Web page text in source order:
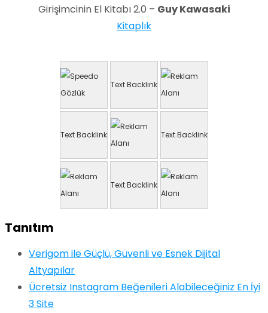
Girişimcinin El Kitabı 2.0 – Guy Kawasaki
Kitaplık
Text Backlink
Text Backlink Text Backlink
Text Backlink
Tanıtım
Verigom ile Güçlü, Güvenli ve Esnek Dijital
Altyapılar
Ücretsiz Instagram Beğenileri Alabileceğiniz En İyi
3 Site